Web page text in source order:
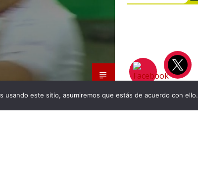
usando este sitio, asumiremos que estás de acuerdo con ello.